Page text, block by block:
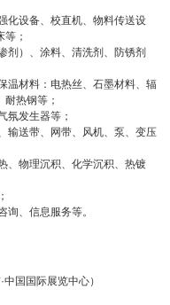
化设备、校直机、物料传送设
；
剂）、涂料、清洗剂、防锈剂
温材料：电热丝、石墨材料、辐
热钢等；
氛发生器等；
输送带、网带、风机、泵、变压
、物理沉积、化学沉积、热镀
、信息服务等。
中国国际展览中心）